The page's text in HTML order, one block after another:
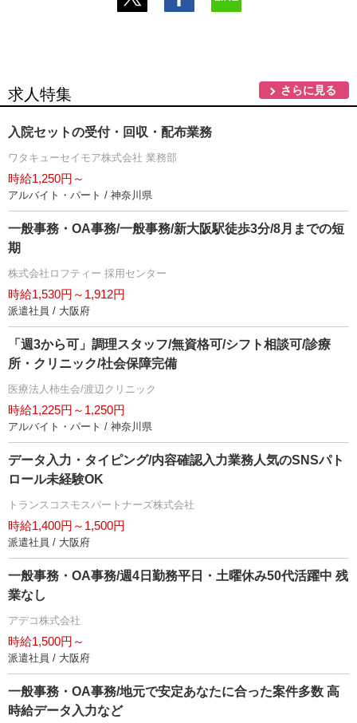
求人特集 さらに見る
入院セットの受付・回収・配布業務
ワタキューセイモア株式会社 業務部
時給1,250円～
アルバイト・パート / 神奈川県
一般事務・OA事務/一般事務/新大阪駅徒歩3分/8月までの短
期
株式会社ロフティー 採用センター
時給1,530円～1,912円
派遣社員 / 大阪府
「週3から可」調理スタッフ/無資格可/シフト相談可/診療
所・クリニック/社会保障完備
医療法人柿生会/渡辺クリニック
時給1,225円～1,250円
アルバイト・パート / 神奈川県
データ入力・タイピング/内容確認入力業務人気のSNSパト
ロール未経験OK
トランスコスモスパートナーズ株式会社
時給1,400円～1,500円
派遣社員 / 大阪府
一般事務・OA事務/週4日勤務平日・土曜休み50代活躍中 残
業なし
アデコ株式会社
時給1,500円～
派遣社員 / 大阪府
一般事務・OA事務/地元で安定あなたに合った案件多数 高
時給データ入力など